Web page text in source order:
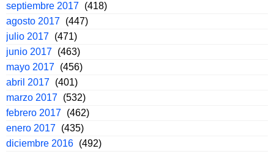
septiembre 2017 (418)
agosto 2017 (447)
julio 2017 (471)
junio 2017 (463)
mayo 2017 (456)
abril 2017 (401)
marzo 2017 (532)
febrero 2017 (462)
enero 2017 (435)
diciembre 2016 (492)